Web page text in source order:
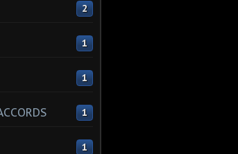
2
1
1
1
1